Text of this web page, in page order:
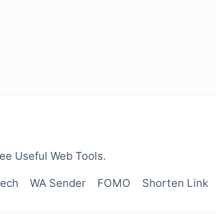
Useful Web Tools.
WA Sender FOMO Shorten Link